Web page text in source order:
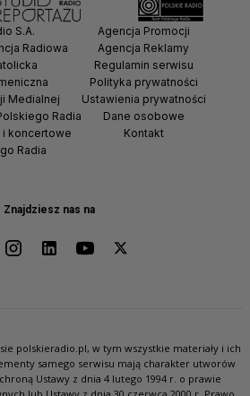
Znajdziesz nas na
S.A.
Radiowa
Medialnej
Radia
i koncertowe
Radia
Agencja Promocji
Agencja Reklamy
Regulamin serwisu
Polityka prywatności
Ustawienia prywatności
Dane osobowe
Kontakt
polskieradio.pl, w tym wszystkie materiały i ich
samego serwisu mają charakter utworów
Ustawy z dnia 4 lutego 1994 r. o prawie